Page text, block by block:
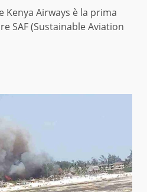
Kenya Airways è la prima
SAF (Sustainable Aviation